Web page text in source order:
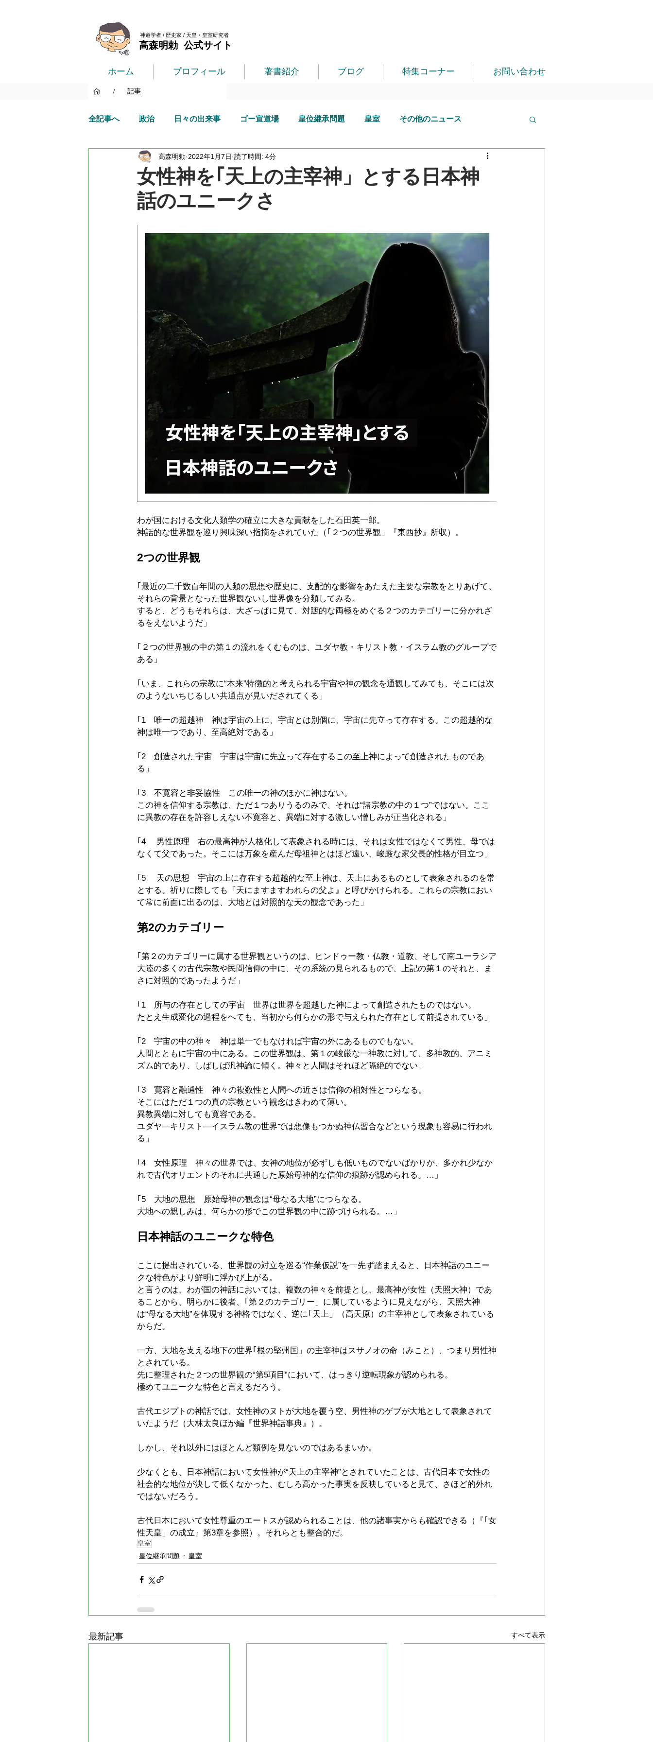
神道学者 / 歴史家 / 天皇・皇室研究者
高森明勅 公式サイト
ホーム プロフィール 著書紹介 ブログ 特集コーナー お問い合わせ
/ 記事
全記事へ 政治 日々の出来事 ゴー宣道場 皇位継承問題 皇室 その他のニュース
女性神を｢天上の主宰神」とする日本神
話のユニークさ
高森明勅 2022年1月7日 読了時間: 4分
わが国における文化人類学の確立に大きな貢献をした石田英一郎。
神話的な世界観を巡り興味深い指摘をされていた（｢２つの世界観」『東西抄』所収）。
2つの世界観
｢最近の二千数百年間の人類の思想や歴史に、支配的な影響をあたえた主要な宗教をとりあげて、
それらの背景となった世界観ないし世界像を分類してみる。
すると、どうもそれらは、大ざっぱに見て、対蹠的な両極をめぐる２つのカテゴリーに分かれざ
るをえないようだ」
｢２つの世界観の中の第１の流れをくむものは、ユダヤ教・キリスト教・イスラム教のグループで
ある」
｢いま、これらの宗教に“本来”特徴的と考えられる宇宙や神の観念を通観してみても、そこには次
のようないちじるしい共通点が見いだされてくる」
｢1　唯一の超越神　神は宇宙の上に、宇宙とは別個に、宇宙に先立って存在する。この超越的な
神は唯一つであり、至高絶対である」
｢2　創造された宇宙　宇宙は宇宙に先立って存在するこの至上神によって創造されたものであ
る」
｢3　不寛容と非妥協性　この唯一の神のほかに神はない。
この神を信仰する宗教は、ただ１つありうるのみで、それは“諸宗教の中の１つ”ではない。ここ
に異教の存在を許容しえない不寛容と、異端に対する激しい憎しみが正当化される」
｢4 　男性原理　右の最高神が人格化して表象される時には、それは女性ではなくて男性、母では
なくて父であった。そこには万象を産んだ母祖神とはほど遠い、峻厳な家父長的性格が目立つ」
｢5 　天の思想　宇宙の上に存在する超越的な至上神は、天上にあるものとして表象されるのを常
とする。祈りに際しても『天にますますわれらの父よ』と呼びかけられる。これらの宗教におい
て常に前面に出るのは、大地とは対照的な天の観念であった」
第2のカテゴリー
｢第２のカテゴリーに属する世界観というのは、ヒンドゥー教・仏教・道教、そして南ユーラシア
大陸の多くの古代宗教や民間信仰の中に、その系統の見られるもので、上記の第１のそれと、ま
さに対照的であったようだ」
｢1　所与の存在としての宇宙　世界は世界を超越した神によって創造されたものではない。
たとえ生成変化の過程をへても、当初から何らかの形で与えられた存在として前提されている」
｢2　宇宙の中の神々　神は単一でもなければ宇宙の外にあるものでもない。
人間とともに宇宙の中にある。この世界観は、第１の峻厳な一神教に対して、多神教的、アニミ
ズム的であり、しばしば汎神論に傾く。神々と人間はそれほど隔絶的でない」
｢3　寛容と融通性　神々の複数性と人間への近さは信仰の相対性とつらなる。
そこにはただ１つの真の宗教という観念はきわめて薄い。
異教異端に対しても寛容である。
ユダヤ―キリスト―イスラム教の世界では想像もつかぬ神仏習合などという現象も容易に行われ
る」
｢4　女性原理　神々の世界では、女神の地位が必ずしも低いものでないばかりか、多かれ少なか
れで古代オリエントのそれに共通した原始母神的な信仰の痕跡が認められる。…」
｢5　大地の思想　原始母神の観念は“母なる大地”につらなる。
大地への親しみは、何らかの形でこの世界観の中に跡づけられる。…」
日本神話のユニークな特色
ここに提出されている、世界観の対立を巡る“作業仮説”を一先ず踏まえると、日本神話のユニー
クな特色がより鮮明に浮かび上がる。
と言うのは、わが国の神話においては、複数の神々を前提とし、最高神が女性（天照大神）であ
ることから、明らかに後者、｢第２のカテゴリー」に属しているように見えながら、天照大神
は“母なる大地”を体現する神格ではなく、逆に｢天上」（高天原）の主宰神として表象されている
からだ。
一方、大地を支える地下の世界｢根の堅州国」の主宰神はスサノオの命（みこと）、つまり男性神
とされている。
先に整理された２つの世界観の“第5項目”において、はっきり逆転現象が認められる。
極めてユニークな特色と言えるだろう。
古代エジプトの神話では、女性神のヌトが大地を覆う空、男性神のゲブが大地として表象されて
いたようだ（大林太良ほか編『世界神話事典』）。
しかし、それ以外にはほとんど類例を見ないのではあるまいか。
少なくとも、日本神話において女性神が“天上の主宰神”とされていたことは、古代日本で女性の
社会的な地位が決して低くなかった、むしろ高かった事実を反映していると見て、さほど的外れ
ではないだろう。
古代日本において女性尊重のエートスが認められることは、他の諸事実からも確認できる（『｢女
性天皇」の成立』第3章を参照）。それらとも整合的だ。
皇室
皇位継承問題
皇室
最新記事 すべて表示